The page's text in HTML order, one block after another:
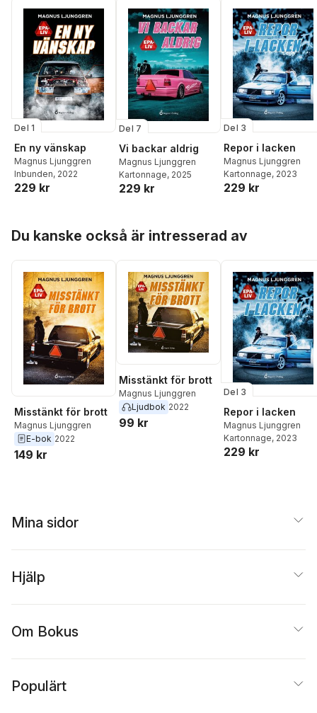
Del 1
En ny vänskap
Magnus Ljunggren
Inbunden, 2022
229 kr
Del 7
Vi backar aldrig
Magnus Ljunggren
Kartonnage, 2025
229 kr
Del 3
Repor i lacken
Magnus Ljunggren
Kartonnage, 2023
229 kr
Du kanske också är intresserad av
Misstänkt för brott
Magnus Ljunggren
E-bok 2022
149 kr
Misstänkt för brott
Magnus Ljunggren
Ljudbok 2022
99 kr
Del 3
Repor i lacken
Magnus Ljunggren
Kartonnage, 2023
229 kr
Mina sidor
Hjälp
Om Bokus
Populärt